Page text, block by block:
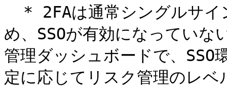
め、SSOが有効になってい
管理ダッシュボードで、SSO
定に応じてリスク管理のレベ